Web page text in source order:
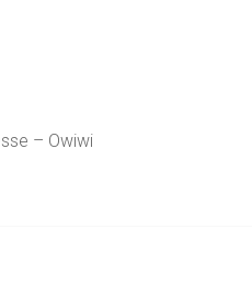
– Owiwi